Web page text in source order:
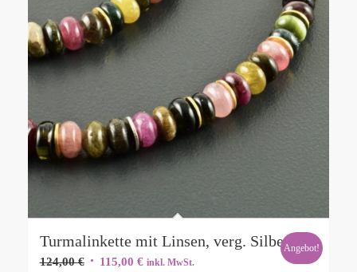
Turmalinkette mit Linsen, verg. Silber
124,00€ Ursprünglicher
115,00 €Aktueller
inkl. MwSt.
Angebot!